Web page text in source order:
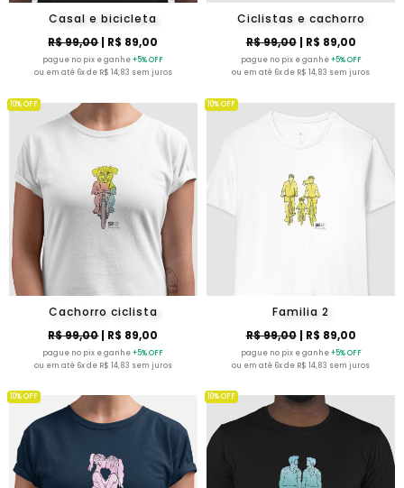
Casal e bicicleta
R$ 99,00| R$ 89,00
pague no pix e ganhe+5% OFF
ou em até 6x de R$ 14,83 sem juros
Ciclistas e cachorro
R$ 99,00| R$ 89,00
pague no pix e ganhe+5% OFF
ou em até 6x de R$ 14,83 sem juros
Cachorro ciclista
R$ 99,00| R$ 89,00
pague no pix e ganhe+5% OFF
ou em até 6x de R$ 14,83 sem juros
10% OFF
Familia 2
R$ 99,00| R$ 89,00
pague no pix e ganhe+5% OFF
ou em até 6x de R$ 14,83 sem juros
10% OFF
10% OFF 10% OFF